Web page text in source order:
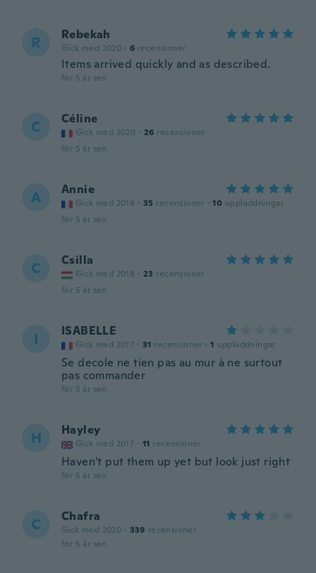
R Rebekah
Gick med 2020 · 6 recensioner
Items arrived quickly and as described.
för 5 år sen
C Céline
Gick med 2020 · 26 recensioner
för 5 år sen
A Annie
Gick med 2016 · 35 recensioner · 10 uppladdningar
för 5 år sen
C Csilla
Gick med 2018 · 23 recensioner
för 5 år sen
I ISABELLE
Gick med 2017 · 31 recensioner · 1 uppladdningar
Se decole ne tien pas au mur à ne surtout
pas commander
för 5 år sen
H Hayley
Gick med 2017 · 11 recensioner
Haven't put them up yet but look just right
för 5 år sen
C Chafra
Gick med 2020 · 339 recensioner
för 5 år sen